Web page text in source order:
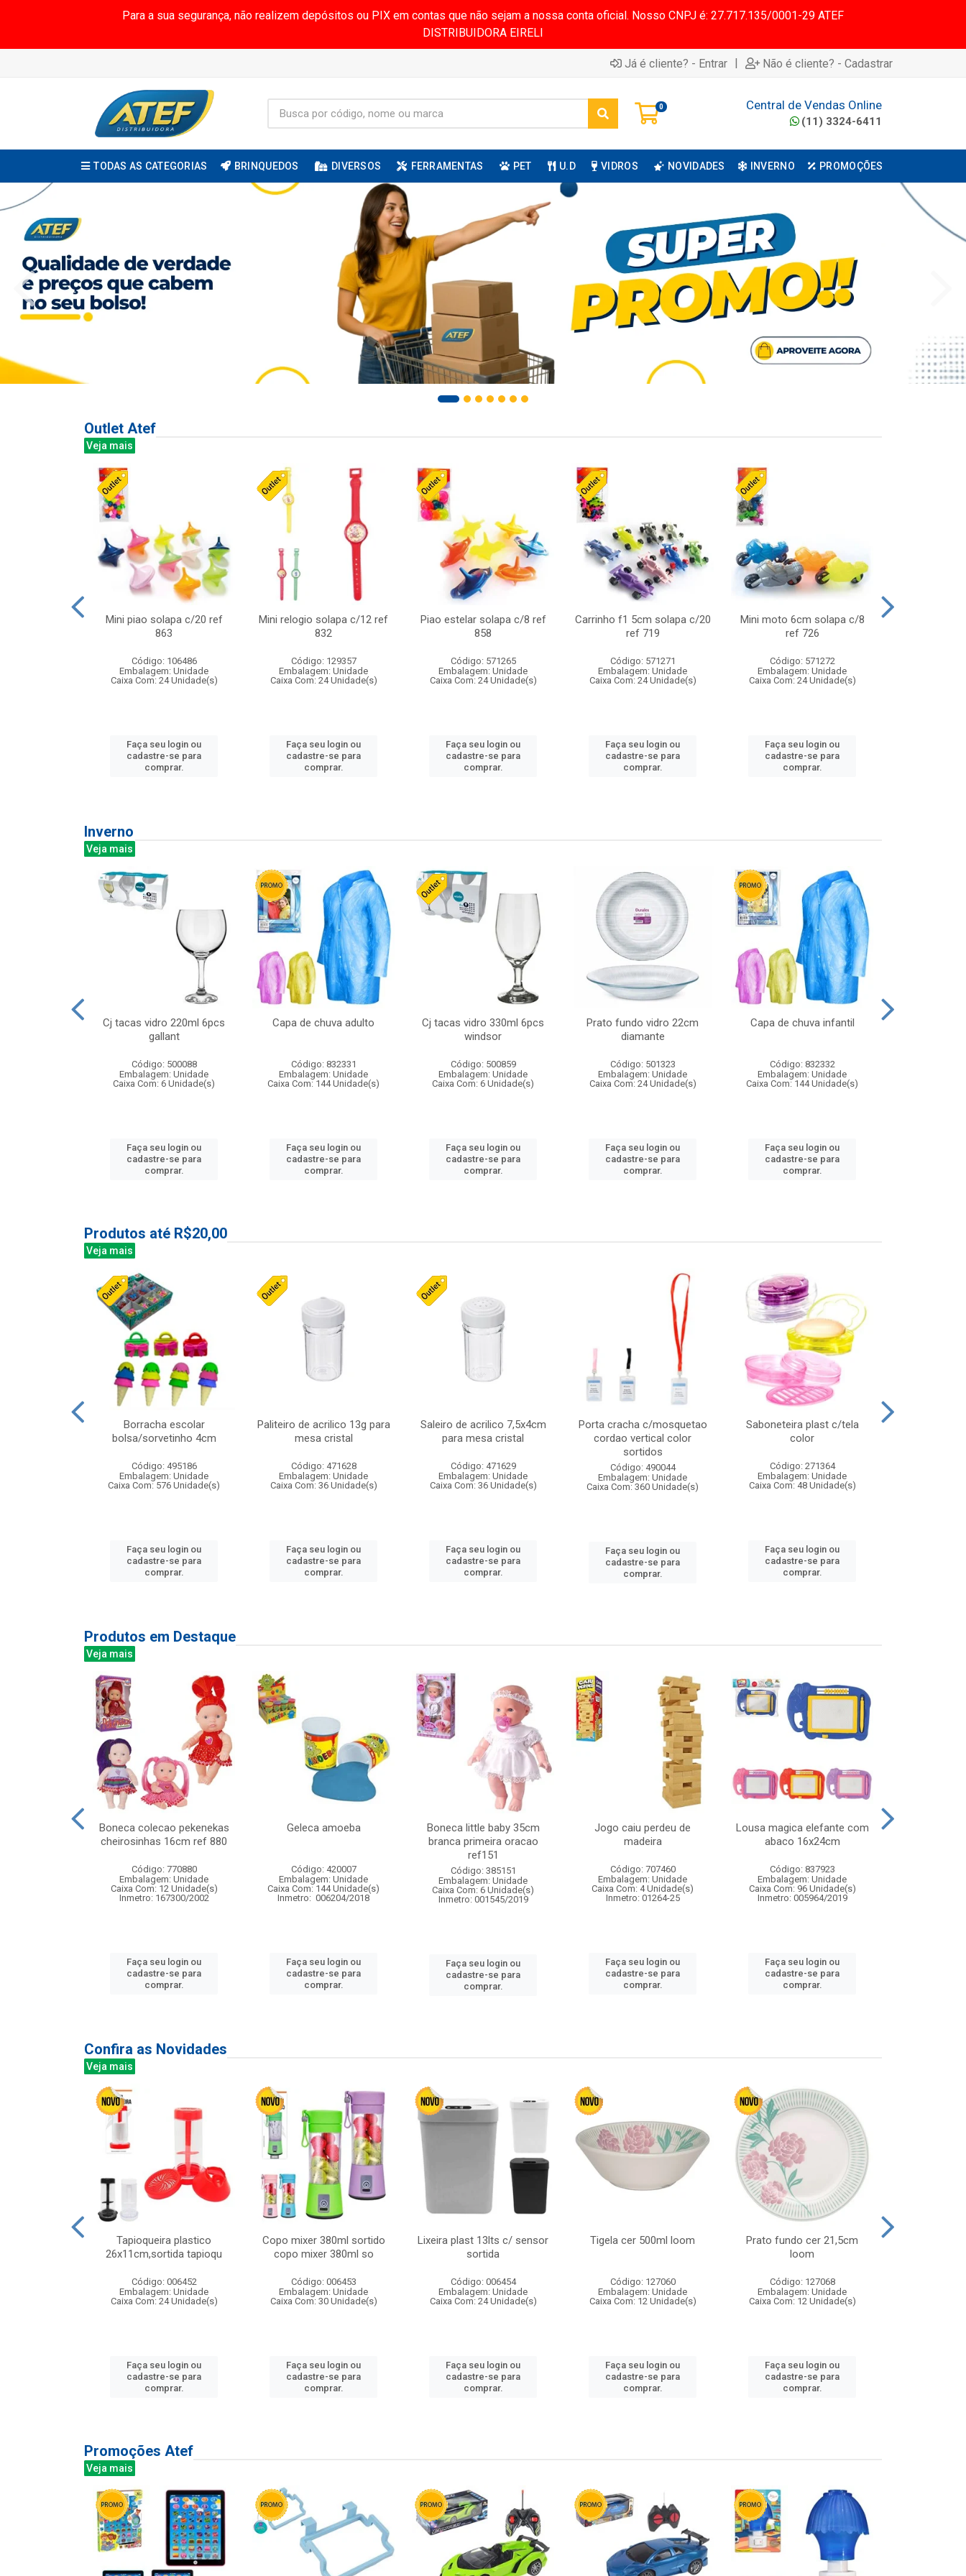
Para a sua segurança, não realizem depósitos ou PIX em contas que não sejam a nossa conta oficial. Nosso CNPJ é: 27.717.135/0001-29 ATEF
DISTRIBUIDORA EIRELI
Já é cliente? - Entrar | Não é cliente? - Cadastrar
0 Central de Vendas Online
(11) 3324-6411
TODAS AS CATEGORIAS BRINQUEDOS DIVERSOS FERRAMENTAS PET U.D VIDROS NOVIDADES INVERNO PROMOÇÕES
Outlet Atef
Veja mais
Mini piao solapa c/20 ref
863
Código: 106486
Embalagem: Unidade
Caixa Com: 24 Unidade(s)
Faça seu login ou
cadastre-se para
comprar.
Mini relogio solapa c/12 ref
832
Código: 129357
Embalagem: Unidade
Caixa Com: 24 Unidade(s)
Faça seu login ou
cadastre-se para
comprar.
Piao estelar solapa c/8 ref
858
Código: 571265
Embalagem: Unidade
Caixa Com: 24 Unidade(s)
Faça seu login ou
cadastre-se para
comprar.
Carrinho f1 5cm solapa c/20
ref 719
Código: 571271
Embalagem: Unidade
Caixa Com: 24 Unidade(s)
Faça seu login ou
cadastre-se para
comprar.
Mini moto 6cm solapa c/8
ref 726
Código: 571272
Embalagem: Unidade
Caixa Com: 24 Unidade(s)
Faça seu login ou
cadastre-se para
comprar.
Inverno
Veja mais
Cj tacas vidro 220ml 6pcs
gallant
Código: 500088
Embalagem: Unidade
Caixa Com: 6 Unidade(s)
Faça seu login ou
cadastre-se para
comprar.
Capa de chuva adulto
Código: 832331
Embalagem: Unidade
Caixa Com: 144 Unidade(s)
Faça seu login ou
cadastre-se para
comprar.
Cj tacas vidro 330ml 6pcs
windsor
Código: 500859
Embalagem: Unidade
Caixa Com: 6 Unidade(s)
Faça seu login ou
cadastre-se para
comprar.
Prato fundo vidro 22cm
diamante
Código: 501323
Embalagem: Unidade
Caixa Com: 24 Unidade(s)
Faça seu login ou
cadastre-se para
comprar.
Capa de chuva infantil
Código: 832332
Embalagem: Unidade
Caixa Com: 144 Unidade(s)
Faça seu login ou
cadastre-se para
comprar.
Produtos até R$20,00
Veja mais
Borracha escolar
bolsa/sorvetinho 4cm
Código: 495186
Embalagem: Unidade
Caixa Com: 576 Unidade(s)
Faça seu login ou
cadastre-se para
comprar.
Paliteiro de acrilico 13g para
mesa cristal
Código: 471628
Embalagem: Unidade
Caixa Com: 36 Unidade(s)
Faça seu login ou
cadastre-se para
comprar.
Saleiro de acrilico 7,5x4cm
para mesa cristal
Código: 471629
Embalagem: Unidade
Caixa Com: 36 Unidade(s)
Faça seu login ou
cadastre-se para
comprar.
Porta cracha c/mosquetao
cordao vertical color
sortidos
Código: 490044
Embalagem: Unidade
Caixa Com: 360 Unidade(s)
Faça seu login ou
cadastre-se para
comprar.
Saboneteira plast c/tela
color
Código: 271364
Embalagem: Unidade
Caixa Com: 48 Unidade(s)
Faça seu login ou
cadastre-se para
comprar.
Produtos em Destaque
Veja mais
Boneca colecao pekenekas
cheirosinhas 16cm ref 880
Código: 770880
Embalagem: Unidade
Caixa Com: 12 Unidade(s)
Inmetro: 167300/2002
Faça seu login ou
cadastre-se para
comprar.
Geleca amoeba
Código: 420007
Embalagem: Unidade
Caixa Com: 144 Unidade(s)
Inmetro: 006204/2018
Faça seu login ou
cadastre-se para
comprar.
Boneca little baby 35cm
branca primeira oracao
ref151
Código: 385151
Embalagem: Unidade
Caixa Com: 6 Unidade(s)
Inmetro: 001545/2019
Faça seu login ou
cadastre-se para
comprar.
Jogo caiu perdeu de
madeira
Código: 707460
Embalagem: Unidade
Caixa Com: 4 Unidade(s)
Inmetro: 01264-25
Faça seu login ou
cadastre-se para
comprar.
Lousa magica elefante com
abaco 16x24cm
Código: 837923
Embalagem: Unidade
Caixa Com: 96 Unidade(s)
Inmetro: 005964/2019
Faça seu login ou
cadastre-se para
comprar.
Confira as Novidades
Veja mais
Tapioqueira plastico
26x11cm,sortida tapioqu
Código: 006452
Embalagem: Unidade
Caixa Com: 24 Unidade(s)
Faça seu login ou
cadastre-se para
comprar.
Copo mixer 380ml sortido
copo mixer 380ml so
Código: 006453
Embalagem: Unidade
Caixa Com: 30 Unidade(s)
Faça seu login ou
cadastre-se para
comprar.
Lixeira plast 13lts c/ sensor
sortida
Código: 006454
Embalagem: Unidade
Caixa Com: 24 Unidade(s)
Faça seu login ou
cadastre-se para
comprar.
Tigela cer 500ml loom
Código: 127060
Embalagem: Unidade
Caixa Com: 12 Unidade(s)
Faça seu login ou
cadastre-se para
comprar.
Prato fundo cer 21,5cm
loom
Código: 127068
Embalagem: Unidade
Caixa Com: 12 Unidade(s)
Faça seu login ou
cadastre-se para
comprar.
Promoções Atef
Veja mais